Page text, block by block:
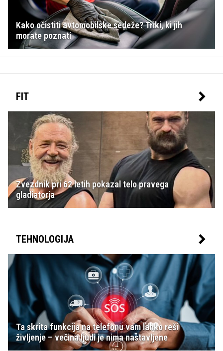
Kako očistiti avtomobilske sedeže? Triki, ki jih
morate poznati
FIT
Zvezdnik pri 62 letih pokazal telo pravega
gladiatorja
TEHNOLOGIJA
Ta skrita funkcija na telefonu vam lahko reši
življenje – večina ljudi je nima nastavljene